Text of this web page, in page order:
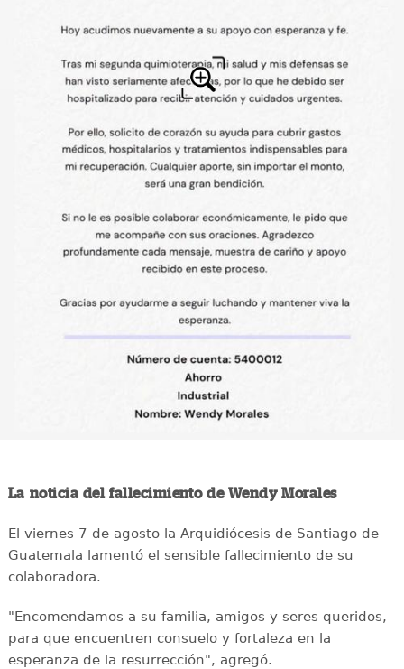
La noticia del fallecimiento de Wendy Morales
El viernes 7 de agosto la Arquidiócesis de Santiago de
Guatemala lamentó el sensible fallecimiento de su
colaboradora.
"Encomendamos a su familia, amigos y seres queridos,
para que encuentren consuelo y fortaleza en la
esperanza de la resurrección", agregó.